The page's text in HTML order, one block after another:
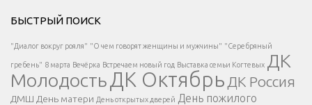
Есть вопрос?
Напишите нам
</span >
БЫСТРЫЙ ПОИСК
"Диалог вокруг рояля" "О чем говорят женщины и мужчины" "Серебряный
гребень" 8 марта Вечёрка Встречаем новый год Выставка семьи Когтевых ДК
МолодостьДК Октябрь ДК Россия
ДМШ День матери День открытых дверей День пожилого